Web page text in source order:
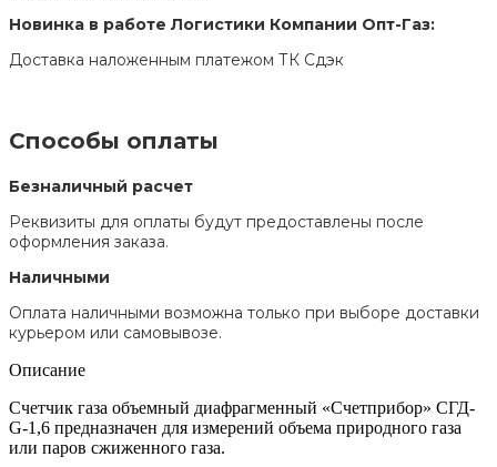
Новинка в работе Логистики Компании Опт-Газ:
Доставка наложенным платежом ТК Сдэк
Способы оплаты
Безналичный расчет
Реквизиты для оплаты будут предоставлены после
оформления заказа.
Наличными
Оплата наличными возможна только при выборе доставки
курьером или самовывозе.
Описание
Счетчик газа объемный диафрагменный «Счетприбор» СГД-
G-1,6 предназначен для измерений объема природного газа
или паров сжиженного газа.